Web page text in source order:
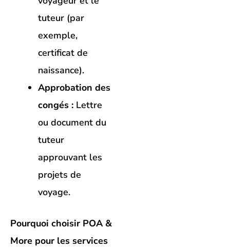
tuteur (par
exemple,
certificat de
naissance).
Approbation des
congés : Lettre
ou document du
tuteur
approuvant les
projets de
voyage.
Pourquoi choisir POA &
More pour les services